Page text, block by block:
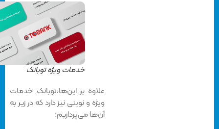
خدمات ویژه توبانک
علاوه بر این‌ها،توبانک خدمات
ویژه و نوینی نیز دارد که در زیر به
آن‌ها می‌پردازیم: